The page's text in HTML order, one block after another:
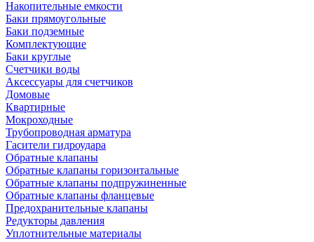
Накопительные емкости
Баки прямоугольные
Баки подземные
Комплектующие
Баки круглые
Счетчики воды
Аксессуары для счетчиков
Домовые
Квартирные
Мокроходные
Трубопроводная арматура
Гасители гидроудара
Обратные клапаны
Обратные клапаны горизонтальные
Обратные клапаны подпружиненные
Обратные клапаны фланцевые
Предохранительные клапаны
Редукторы давления
Уплотнительные материалы